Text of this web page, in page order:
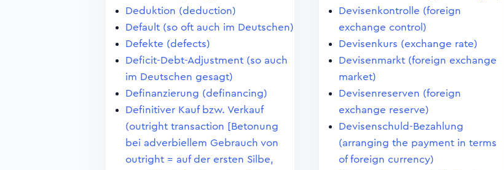
Deduktion (deduction)
Default (so oft auch im Deutschen)
Defekte (defects)
Deficit-Debt-Adjustment (so auch
im Deutschen gesagt)
Definanzierung (definancing)
Definitiver Kauf bzw. Verkauf
(outright transaction [Betonung
bei adverbiellem Gebrauch von
outright = auf der ersten Silbe,
Devisenkontrolle (foreign
exchange control)
Devisenkurs (exchange rate)
Devisenmarkt (foreign exchange
market)
Devisenreserven (foreign
exchange reserve)
Devisenschuld-Bezahlung
(arranging the payment in terms
of foreign currency)